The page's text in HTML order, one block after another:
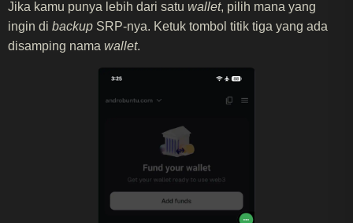
Jika kamu punya lebih dari satu wallet, pilih mana yang
ingin di backup SRP-nya. Ketuk tombol titik tiga yang ada
disamping nama wallet.